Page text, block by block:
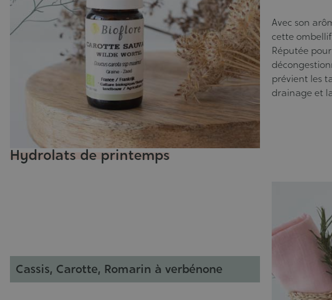
Avec son
cette
Réputée
prévient les
drainage et
Hydrolats de printemps
Cassis, Carotte, Romarin à verbénone